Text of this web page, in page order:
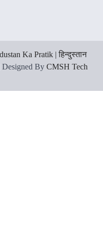
Ka Pratik | हिन्दुस्तान
Designed By CMSH Tech